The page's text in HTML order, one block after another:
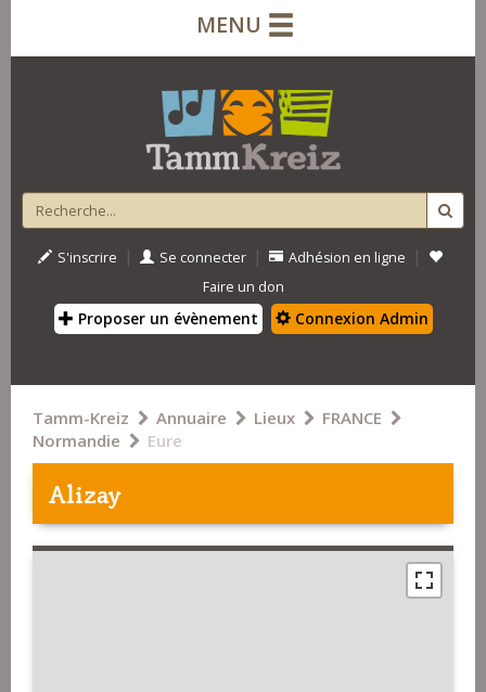
MENU
S'inscrire | Se connecter | Adhésion en ligne |
Faire un don
Proposer un évènement Connexion Admin
Tamm-Kreiz Annuaire Lieux
FRANCE
Normandie
Eure
Alizay